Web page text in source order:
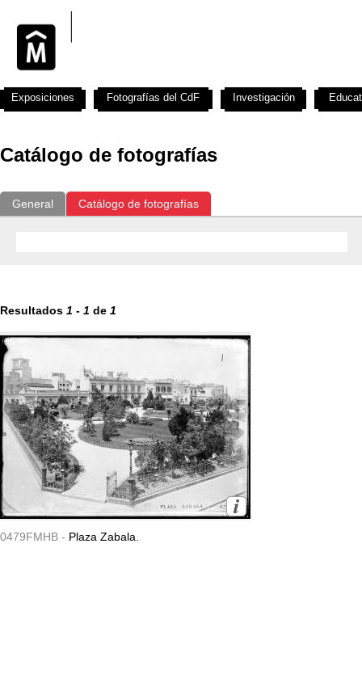
Catálogo de fotografías
General Catálogo de fotografías
Resultados 1 - 1 de 1
0479FMHB - Plaza Zabala.
Exposiciones Fotografías del CdF Investigación